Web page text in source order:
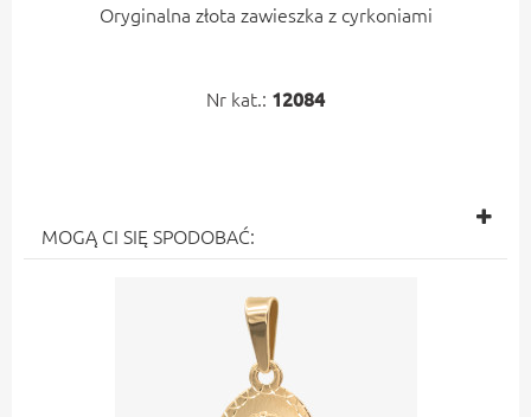
Oryginalna złota zawieszka z cyrkoniami
Nr kat.: 12084
MOGĄ CI SIĘ SPODOBAĆ: